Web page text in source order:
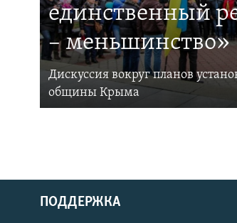
единственный
– меньшинство»
Дискуссия вокруг планов
общины Крыма
ПОДДЕРЖКА